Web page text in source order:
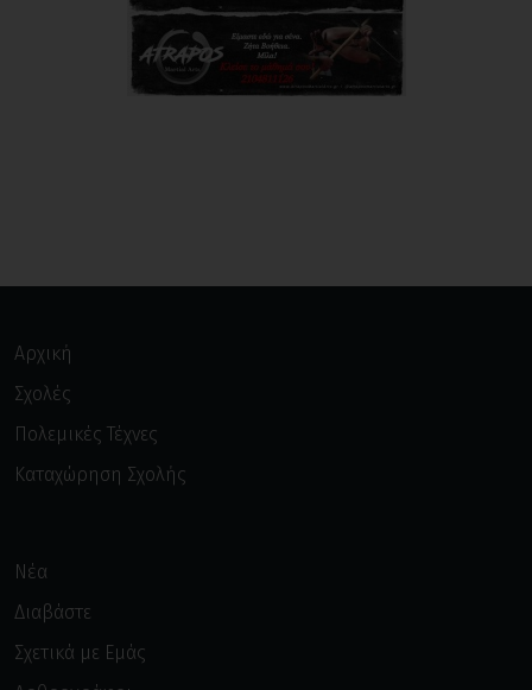
Αρχική
Σχολές
Πολεμικές Τέχνες
Καταχώρηση Σχολής
Νέα
Διαβάστε
Σχετικά με Εμάς